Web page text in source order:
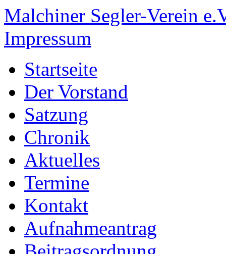
Malchiner Segler-Verein
Impressum
Startseite
Der Vorstand
Satzung
Chronik
Aktuelles
Termine
Kontakt
Aufnahmeantrag